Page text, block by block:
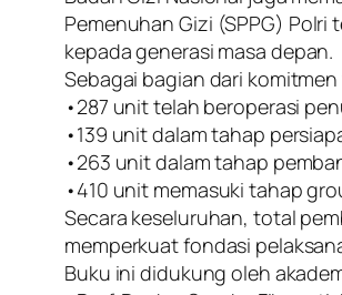
Pemenuhan Gizi (SPPG)
kepada generasi masa depan.
Sebagai bagian dari
•287 unit telah beroperasi
•139 unit dalam tahap
•263 unit dalam tahap
•410 unit memasuki tahap
Secara keseluruhan, total
memperkuat fondasi
Buku ini didukung oleh